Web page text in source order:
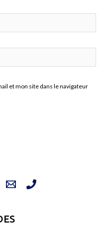
et mon site dans le navigateur